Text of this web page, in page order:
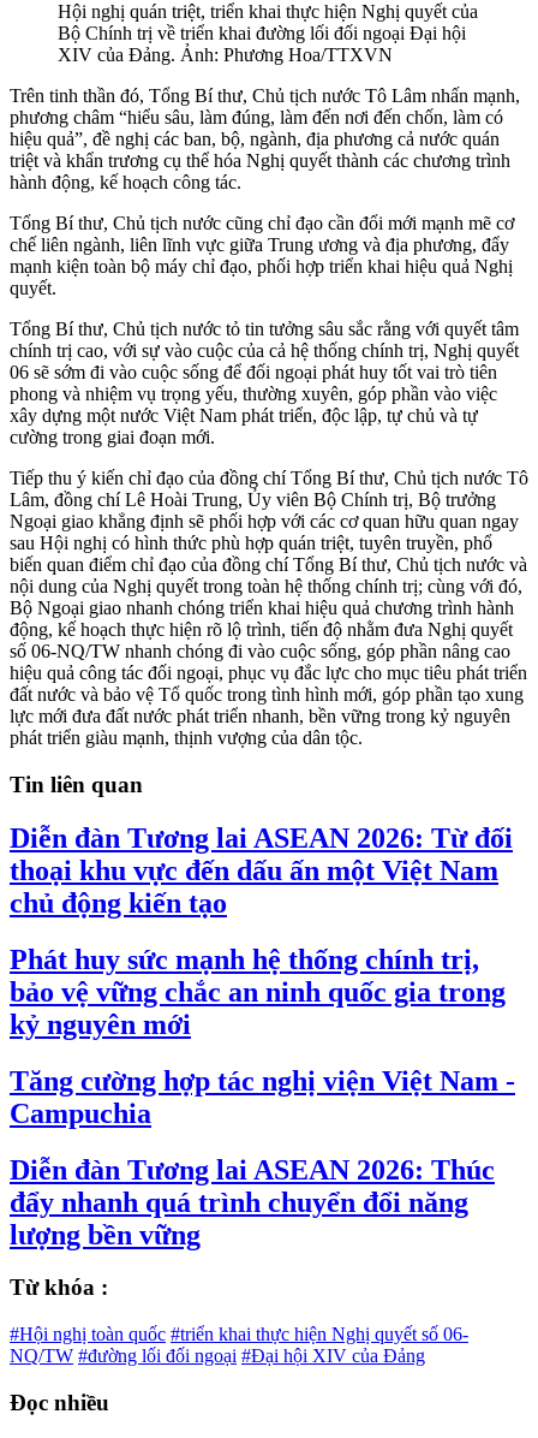
Hội nghị quán triệt, triển khai thực hiện Nghị quyết của
Bộ Chính trị về triển khai đường lối đối ngoại Đại hội
XIV của Đảng. Ảnh: Phương Hoa/TTXVN
Trên tinh thần đó, Tổng Bí thư, Chủ tịch nước Tô Lâm nhấn mạnh,
phương châm “hiểu sâu, làm đúng, làm đến nơi đến chốn, làm có
hiệu quả”, đề nghị các ban, bộ, ngành, địa phương cả nước quán
triệt và khẩn trương cụ thể hóa Nghị quyết thành các chương trình
hành động, kế hoạch công tác.
Tổng Bí thư, Chủ tịch nước cũng chỉ đạo cần đổi mới mạnh mẽ cơ
chế liên ngành, liên lĩnh vực giữa Trung ương và địa phương, đẩy
mạnh kiện toàn bộ máy chỉ đạo, phối hợp triển khai hiệu quả Nghị
quyết.
Tổng Bí thư, Chủ tịch nước tỏ tin tưởng sâu sắc rằng với quyết tâm
chính trị cao, với sự vào cuộc của cả hệ thống chính trị, Nghị quyết
06 sẽ sớm đi vào cuộc sống để đối ngoại phát huy tốt vai trò tiên
phong và nhiệm vụ trọng yếu, thường xuyên, góp phần vào việc
xây dựng một nước Việt Nam phát triển, độc lập, tự chủ và tự
cường trong giai đoạn mới.
Tiếp thu ý kiến chỉ đạo của đồng chí Tổng Bí thư, Chủ tịch nước Tô
Lâm, đồng chí Lê Hoài Trung, Ủy viên Bộ Chính trị, Bộ trưởng
Ngoại giao khẳng định sẽ phối hợp với các cơ quan hữu quan ngay
sau Hội nghị có hình thức phù hợp quán triệt, tuyên truyền, phổ
biến quan điểm chỉ đạo của đồng chí Tổng Bí thư, Chủ tịch nước và
nội dung của Nghị quyết trong toàn hệ thống chính trị; cùng với đó,
Bộ Ngoại giao nhanh chóng triển khai hiệu quả chương trình hành
động, kế hoạch thực hiện rõ lộ trình, tiến độ nhằm đưa Nghị quyết
số 06-NQ/TW nhanh chóng đi vào cuộc sống, góp phần nâng cao
hiệu quả công tác đối ngoại, phục vụ đắc lực cho mục tiêu phát triển
đất nước và bảo vệ Tổ quốc trong tình hình mới, góp phần tạo xung
lực mới đưa đất nước phát triển nhanh, bền vững trong kỷ nguyên
phát triển giàu mạnh, thịnh vượng của dân tộc.
Tin liên quan
Diễn đàn Tương lai ASEAN 2026: Từ đối
thoại khu vực đến dấu ấn một Việt Nam
chủ động kiến tạo
Phát huy sức mạnh hệ thống chính trị,
bảo vệ vững chắc an ninh quốc gia trong
kỷ nguyên mới
Tăng cường hợp tác nghị viện Việt Nam -
Campuchia
Diễn đàn Tương lai ASEAN 2026: Thúc
đẩy nhanh quá trình chuyển đổi năng
lượng bền vững
Từ khóa :
#Hội nghị toàn quốc #triển khai thực hiện Nghị quyết số 06-
NQ/TW #đường lối đối ngoại #Đại hội XIV của Đảng
Đọc nhiều